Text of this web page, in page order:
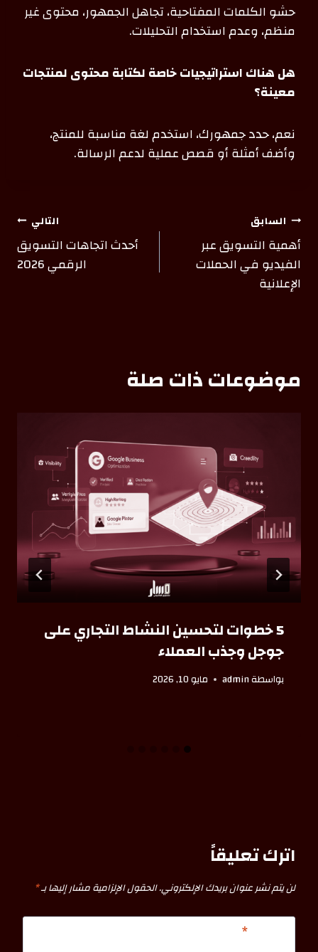
حشو الكلمات المفتاحية، تجاهل الجمهور، محتوى غير
منظم، وعدم استخدام التحليلات.
هل هناك استراتيجيات خاصة لكتابة محتوى لمنتجات
معينة؟
نعم، حدد جمهورك، استخدم لغة مناسبة للمنتج،
وأضف أمثلة أو قصص عملية لدعم الرسالة.
السابق
أهمية التسويق عبر
الفيديو في الحملات
الإعلانية
التالي
أحدث اتجاهات التسويق
الرقمي 2026
موضوعات ذات صلة
5 خطوات لتحسين النشاط التجاري على
جوجل وجذب العملاء
بواسطةadmin مايو 10, 2026
اترك تعليقاً
لن يتم نشر عنوان بريدك الإلكتروني.الحقول الإلزامية مشار إليها بـ*
التعليق*